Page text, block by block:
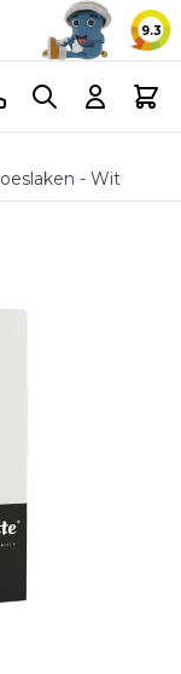
9.3
Search Cart
- Wit